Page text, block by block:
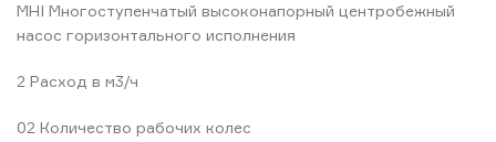
MHI Многоступенчатый высоконапорный центробежный
насос горизонтального исполнения
2 Расход в м3/ч
02 Количество рабочих колес